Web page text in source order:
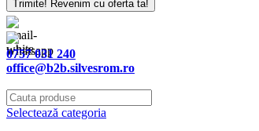
URL*
Trimite! Revenim cu oferta ta!
0757 031 240
office@b2b.silvesrom.ro
Selectează categoria